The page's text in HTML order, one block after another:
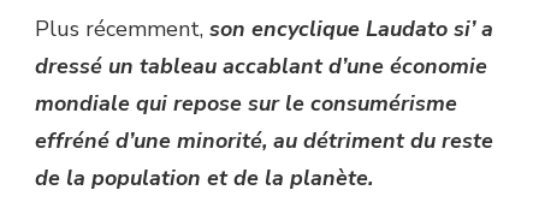
Plus récemment, son encyclique Laudato si’ a
dressé un tableau accablant d’une économie
mondiale qui repose sur le consumérisme
effréné d’une minorité, au détriment du reste
de la population et de la planète.